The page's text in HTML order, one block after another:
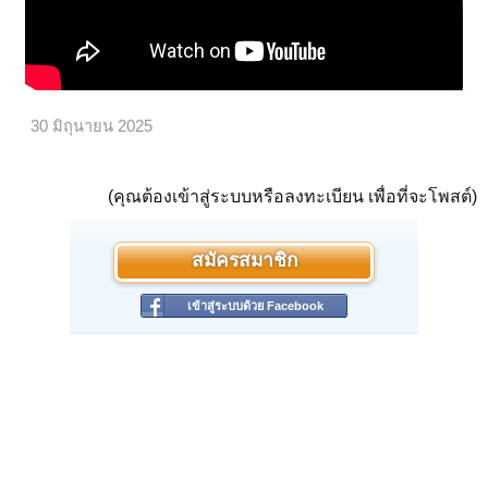
30 มิถุนายน 2025
(คุณต้องเข้าสู่ระบบหรือลงทะเบียน เพื่อที่จะโพสต์)
สมัครสมาชิก
เข้าสู่ระบบด้วย Facebook